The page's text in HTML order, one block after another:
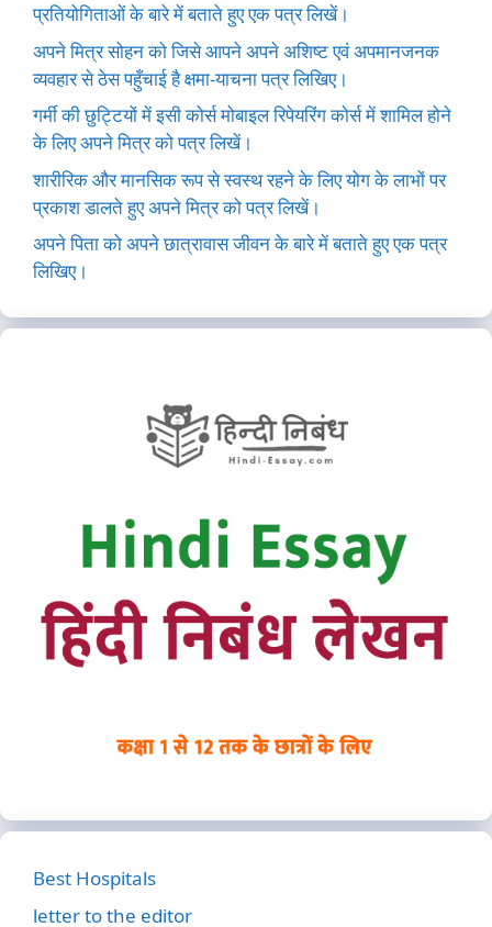
प्रतियोगिताओं के बारे में बताते हुए एक पत्र लिखें।
अपने मित्र सोहन को जिसे आपने अपने अशिष्ट एवं अपमानजनक
व्यवहार से ठेस पहुँचाई है क्षमा-याचना पत्र लिखिए।
गर्मी की छुट्टियों में इसी कोर्स मोबाइल रिपेयरिंग कोर्स में शामिल होने
के लिए अपने मित्र को पत्र लिखें।
शारीरिक और मानसिक रूप से स्वस्थ रहने के लिए योग के लाभों पर
प्रकाश डालते हुए अपने मित्र को पत्र लिखें।
अपने पिता को अपने छात्रावास जीवन के बारे में बताते हुए एक पत्र
लिखिए।
Best Hospitals
letter to the editor